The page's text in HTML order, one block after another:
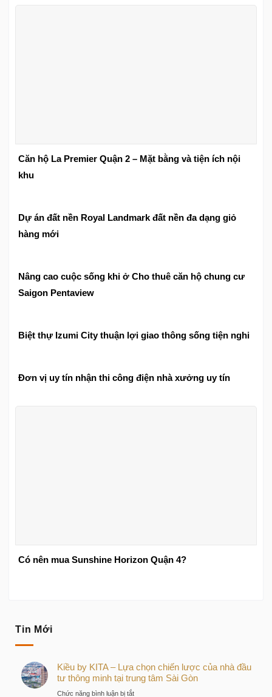
Căn hộ La Premier Quận 2 – Mặt bằng và tiện ích nội
khu
Dự án đất nền Royal Landmark đất nền đa dạng giỏ
hàng mới
Nâng cao cuộc sống khi ở Cho thuê căn hộ chung cư
Saigon Pentaview
Biệt thự Izumi City thuận lợi giao thông sống tiện nghi
Đơn vị uy tín nhận thi công điện nhà xưởng uy tín
Có nên mua Sunshine Horizon Quận 4?
Tin Mới
Kiều by KITA – Lựa chọn chiến lược của nhà đầu
tư thông minh tại trung tâm Sài Gòn
Chức năng bình luận bị tắtở